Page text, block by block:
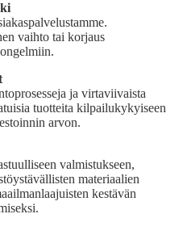
vaihto tai korjaus
ja virtaviivaista
tuotteita kilpailukykyiseen
arvon.
valmistukseen,
materiaalien
kestävän